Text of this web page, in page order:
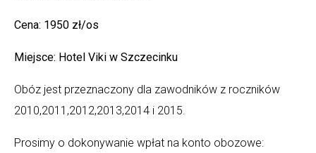
Cena: 1950 zł/os
Miejsce: Hotel Viki w Szczecinku
Obóz jest przeznaczony dla zawodników z roczników
2010,2011,2012,2013,2014 i 2015.
Prosimy o dokonywanie wpłat na konto obozowe: